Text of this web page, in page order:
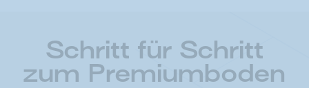
Schritt für Schritt
zum Premiumboden